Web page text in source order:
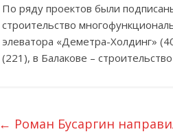
По ряду проектов были
строительство
элеватора «Деметра-Холдинг»
(221), в Балакове –
← Роман Бусаргин